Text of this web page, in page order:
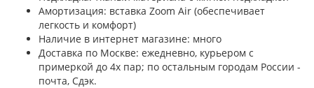
Амортизация: вставка Zoom Air (обеспечивает
легкость и комфорт)
Наличие в интернет магазине: много
Доставка по Москве: ежедневно, курьером с
примеркой до 4х пар; по остальным городам России -
почта, Сдэк.